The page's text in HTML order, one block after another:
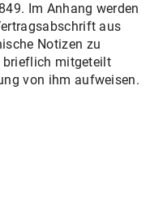
Im Anhang werden
aus
Notizen zu
brieflich mitgeteilt
von ihm aufweisen.